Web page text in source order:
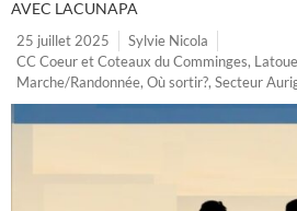
AVEC LACUNAPA
25 juillet 2025
Sylvie Nicola
CC Coeur et Coteaux du Comminges, Latoue
Marche/Randonnée, Où sortir?, Secteur